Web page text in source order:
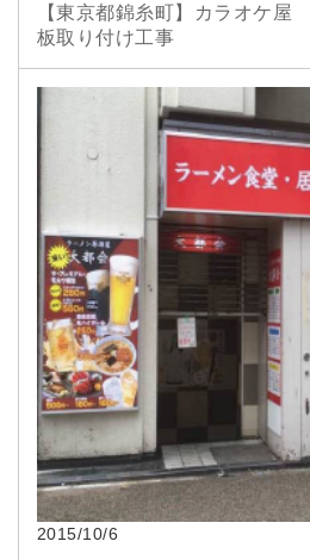
【東京都錦糸町】カラオケ
板取り付け工事
2015/10/6